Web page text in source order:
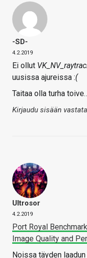
-SD-
4.2.2019
Ei ollut
uusissa ajureissa :(
Taitaa olla turha
Kirjaudu sisään
Ultrosor
4.2.2019
Port Royal
Image Quality and
Noissa täyden